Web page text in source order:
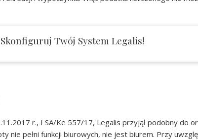
Twój System Legalis!
r., I SA/Ke 557/17, Legalis przyjął podobny do
nie pełni funkcji biurowych, nie jest biurem. Przy